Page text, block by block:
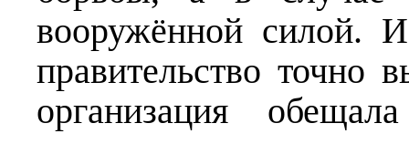
вооружённой силой.
правительство точно
организация